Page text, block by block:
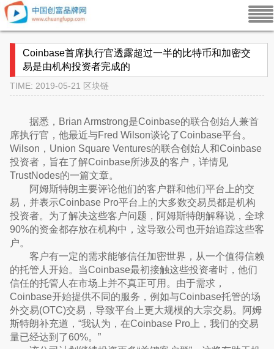
Coinbase首席执行官透露超过一半的比特币和加密交
易是由机构投资者完成的
TIME: 2019-05-21 区块链
据悉，Brian Armstrong是Coinbase的联合创始人兼首
席执行官，他最近与Fred Wilson谈论了Coinbase平台。
Wilson，Union Square Ventures的联合创始人和Coinbase
投资者，旨在了解Coinbase所涉及的客户，详情见
TrustNodes的一篇文章。
阿姆斯特朗主要评论他们的客户群和他们平台上的交
易，并表示Coinbase Pro平台上的大多数交易员都是机构
投资者。为了解决这些客户问题，阿姆斯特朗解释说，全球
90%的资金都存放在机构中，这导致公司也开始追踪这些客
户。
客户有一定的需求能够信任加密世界，从一个值得信赖
的托管人开始。当Coinbase最初接触这些投资者时，他们
信任的托管人在市场上并不真正可用。由于需求，
Coinbase开始提供不同的服务，例如与Coinbase托管的场
外交易(OTC)交易，导致平台上更大规模的大宗交易。阿姆
斯特朗补充道，“我认为，在Coinbase Pro上，我们的交易
量已经达到了60%。”